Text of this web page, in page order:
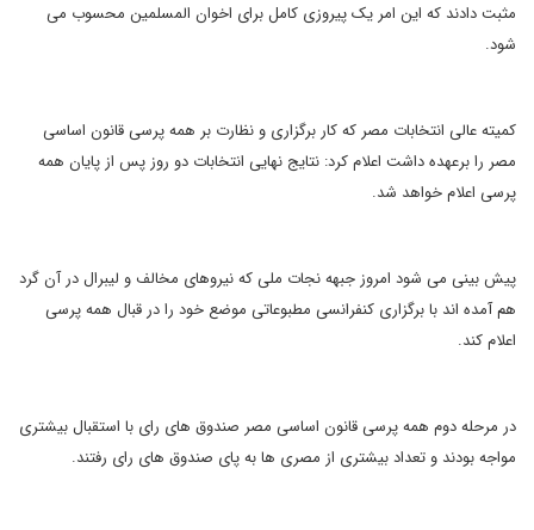
مثبت دادند که این امر یک پیروزی کامل برای اخوان المسلمین محسوب می
شود.
کمیته عالی انتخابات مصر که کار برگزاری و نظارت بر همه پرسی قانون اساسی
مصر را برعهده داشت اعلام کرد: نتایج نهایی انتخابات دو روز پس از پایان همه
پرسی اعلام خواهد شد.
پیش بینی می شود امروز جبهه نجات ملی که نیروهای مخالف و لیبرال در آن گرد
هم آمده اند با برگزاری کنفرانسی مطبوعاتی موضع خود را در قبال همه پرسی
اعلام کند.
در مرحله دوم همه پرسی قانون اساسی مصر صندوق های رای با استقبال بیشتری
مواجه بودند و تعداد بیشتری از مصری ها به پای صندوق های رای رفتند.